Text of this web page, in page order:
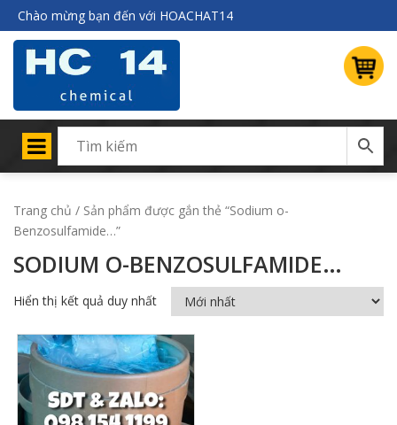
Chào mừng bạn đến với HOACHAT14
Trang chủ / Sản phẩm được gắn thẻ “Sodium o-
Benzosulfamide…”
SODIUM O-BENZOSULFAMIDE…
Hiển thị kết quả duy nhất